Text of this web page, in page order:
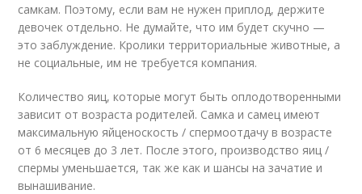
самкам. Поэтому, если вам не нужен приплод, держите
девочек отдельно. Не думайте, что им будет скучно —
это заблуждение. Кролики территориальные животные, а
не социальные, им не требуется компания.
Количество яиц, которые могут быть оплодотворенными
зависит от возраста родителей. Самка и самец имеют
максимальную яйценоскость / спермоотдачу в возрасте
от 6 месяцев до 3 лет. После этого, производство яиц /
спермы уменьшается, так же как и шансы на зачатие и
вынашивание.